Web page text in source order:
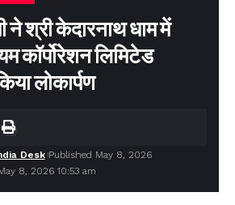
ने श्री केदारनाथ धाम में
कॉर्पोरेशन लिमिटेड
लोकार्पण
8, 2026 10:53 am
Desk Published May 8, 2026